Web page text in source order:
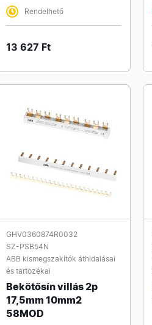
Rendelhető
13 627 Ft
GHV0360874R0032
SZ-PSB54N
ABB kismegszakítók áthidalásai
és tartozékai
Bekötősín villás 2p
17,5mm 10mm2
58MOD